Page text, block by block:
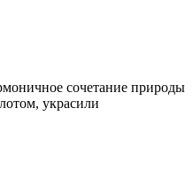
сочетание природы
украсили